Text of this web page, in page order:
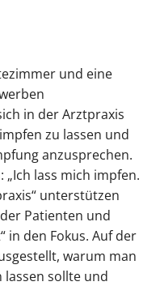
und eine
in der Arztpraxis
zu lassen und
anzusprechen.
lass mich impfen.
unterstützen
Patienten und
in den Fokus. Auf der
warum man
sollte und